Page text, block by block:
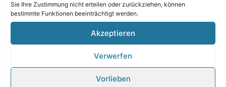
Sie Ihre Zustimmung nicht erteilen oder zurückziehen, können
bestimmte Funktionen beeinträchtigt werden.
Akzeptieren
Verwerfen
Vorlieben